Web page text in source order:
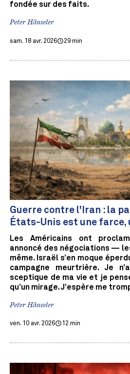
fondée sur des faits.
Peter Hänseler
sam. 18 avr. 2026 29 min
Guerre contre l'Iran : la
États-Unis est une farce,
Les Américains ont
annoncé des négociations —
même. Israël s’en moque
campagne meurtrière. Je
sceptique de ma vie et je
qu’un mirage. J’espère me
Peter Hänseler
ven. 10 avr. 2026 12 min